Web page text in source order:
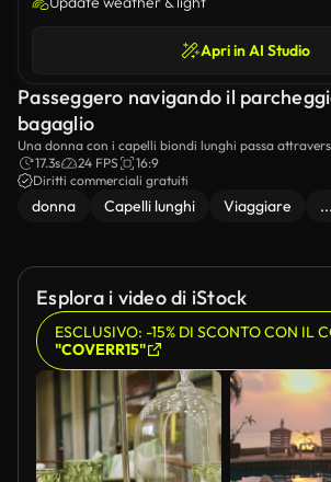
Apri in AI Studio
Passeggero navigando il
bagaglio
Una donna con i capelli biondi lunghi passa
giorno luminoso, tirando una valigia dietro di lei.
17.3s 24 FPS
16:9
Diritti commerciali gratuiti
donna Capelli lunghi Viaggiare ...
Esplora i video di iStock
ESCLUSIVO: -15% DI SCONTO CON IL
"COVERR15"